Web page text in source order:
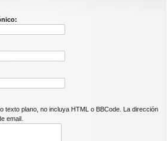
texto plano, no incluya HTML o BBCode. La dirección
email.